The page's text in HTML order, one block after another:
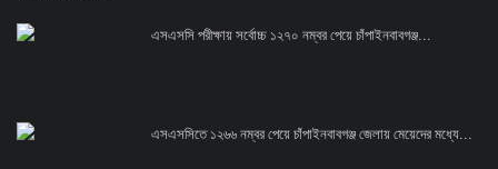
এসএসসি পরীক্ষায় সর্বোচ্চ ১২৭০ নম্বর পেয়ে চাঁপাইনবাবগঞ্জ...
এসএসসিতে ১২৬৬ নম্বর পেয়ে চাঁপাইনবাবগঞ্জ জেলায় মেয়েদের মধ্যে...